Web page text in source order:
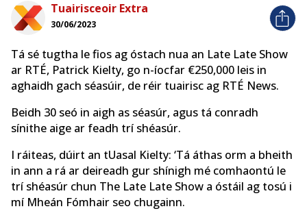
Tuairisceoir Extra
30/06/2023
Tá sé tugtha le fios ag óstach nua an Late Late Show
ar RTÉ, Patrick Kielty, go n-íocfar €250,000 leis in
aghaidh gach séasúir, de réir tuairisc ag RTÉ News.
Beidh 30 seó in aigh as séasúr, agus tá conradh
sínithe aige ar feadh trí shéasúr.
I ráiteas, dúirt an tUasal Kielty: ‘Tá áthas orm a bheith
in ann a rá ar deireadh gur shínigh mé comhaontú le
trí shéasúr chun The Late Late Show a óstáil ag tosú i
mí Mheán Fómhair seo chugainn.